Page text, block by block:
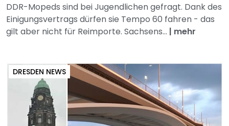
DDR-Mopeds sind bei Jugendlichen gefragt. Dank des
Einigungsvertrags dürfen sie Tempo 60 fahren - das
gilt aber nicht für Reimporte. Sachsens... | mehr
DRESDEN NEWS